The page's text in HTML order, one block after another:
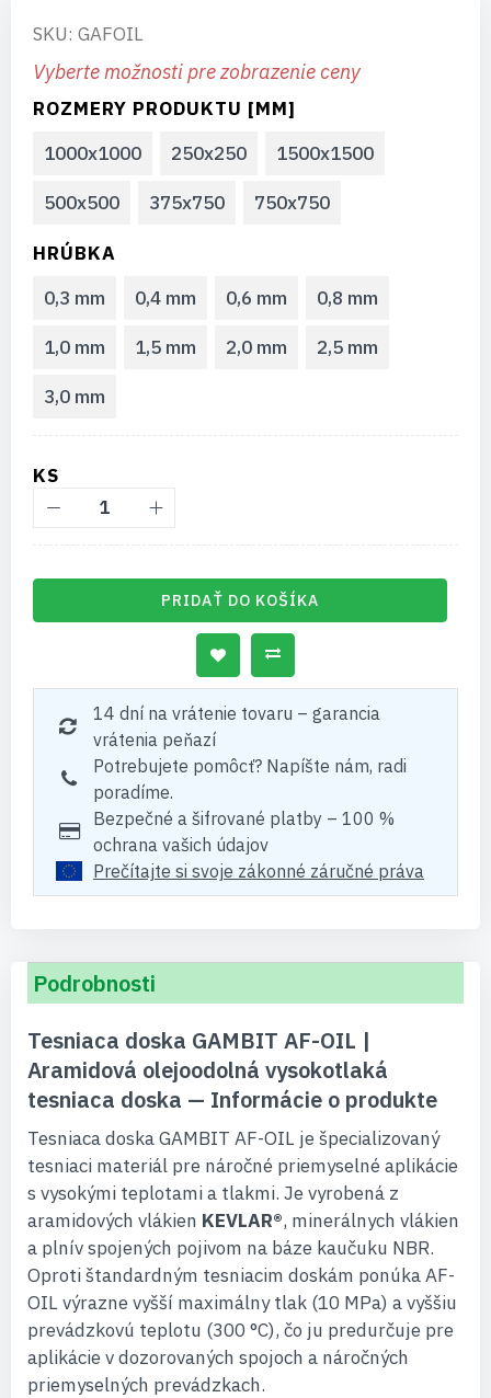
SKU: GAFOIL
Vyberte možnosti pre zobrazenie ceny
ROZMERY PRODUKTU [MM]
1000x1000
250x250 1500x1500
500x500 375x750 750x750
HRÚBKA
0,3 mm
0,4 mm 0,6 mm 0,8 mm
1,0 mm 1,5 mm 2,0 mm 2,5 mm
3,0 mm
KS
PRIDAŤ DO KOŠÍKA
14 dní na vrátenie tovaru – garancia
vrátenia peňazí
Potrebujete pomôcť? Napíšte nám, radi
poradíme.
Bezpečné a šifrované platby – 100 %
ochrana vašich údajov
Prečítajte si svoje zákonné záručné práva
Podrobnosti
Tesniaca doska GAMBIT AF-OIL |
Aramidová olejoodolná vysokotlaká
tesniaca doska — Informácie o produkte
Tesniaca doska GAMBIT AF-OIL je špecializovaný
tesniaci materiál pre náročné priemyselné aplikácie
s vysokými teplotami a tlakmi. Je vyrobená z
aramidových vlákien KEVLAR®, minerálnych vlákien
a plnív spojených pojivom na báze kaučuku NBR.
Oproti štandardným tesniacim doskám ponúka AF-
OIL výrazne vyšší maximálny tlak (10 MPa) a vyššiu
prevádzkovú teplotu (300 °C), čo ju predurčuje pre
aplikácie v dozorovaných spojoch a náročných
priemyselných prevádzkach.